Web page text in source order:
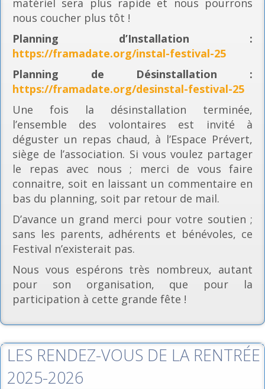
nous coucher plus tôt !
Planning d’Installation :
https://framadate.org/instal-festival-25
Planning de Désinstallation :
https://framadate.org/desinstal-festival-25
Une fois la désinstallation terminée,
l’ensemble des volontaires est invité à
déguster un repas chaud, à l’Espace Prévert,
siège de l’association. Si vous voulez partager
le repas avec nous ; merci de vous faire
connaitre, soit en laissant un commentaire en
bas du planning, soit par retour de mail.
D’avance un grand merci pour votre soutien ;
sans les parents, adhérents et bénévoles, ce
Festival n’existerait pas.
Nous vous espérons très nombreux, autant
pour son organisation, que pour la
participation à cette grande fête !
LES RENDEZ-VOUS DE LA RENTRÉE
2025-2026